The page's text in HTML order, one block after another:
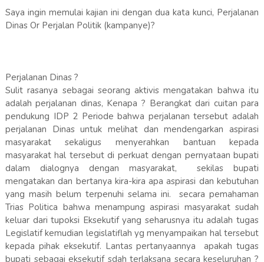
Saya ingin memulai kajian ini dengan dua kata kunci, Perjalanan
Dinas Or Perjalan Politik (kampanye)?
Perjalanan Dinas ?
Sulit rasanya sebagai seorang aktivis mengatakan bahwa itu
adalah perjalanan dinas, Kenapa ? Berangkat dari cuitan para
pendukung IDP 2 Periode bahwa perjalanan tersebut adalah
perjalanan Dinas untuk melihat dan mendengarkan aspirasi
masyarakat sekaligus menyerahkan bantuan kepada
masyarakat hal tersebut di perkuat dengan pernyataan bupati
dalam dialognya dengan masyarakat, sekilas bupati
mengatakan dan bertanya kira-kira apa aspirasi dan kebutuhan
yang masih belum terpenuhi selama ini. secara pemahaman
Trias Politica bahwa menampung aspirasi masyarakat sudah
keluar dari tupoksi Eksekutif yang seharusnya itu adalah tugas
Legislatif kemudian legislatiflah yg menyampaikan hal tersebut
kepada pihak eksekutif. Lantas pertanyaannya apakah tugas
bupati sebagai eksekutif sdah terlaksana secara keseluruhan ?